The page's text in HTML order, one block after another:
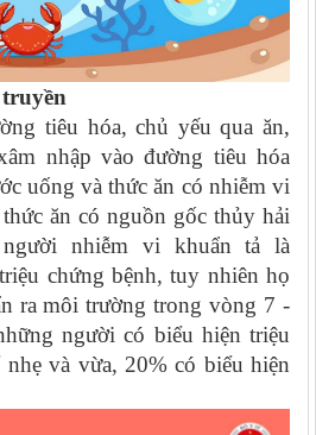
tiêu hóa, chủ yếu qua ăn,
nhập vào đường tiêu hóa
uống và thức ăn có nhiễm vi
ăn có nguồn gốc thủy hải
nhiễm vi khuẩn tả là
chứng bệnh, tuy nhiên họ
ra môi trường trong vòng 7 -
người có biểu hiện triệu
và vừa, 20% có biểu hiện